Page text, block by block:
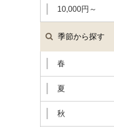
10,000円～
季節から探す
春
夏
秋